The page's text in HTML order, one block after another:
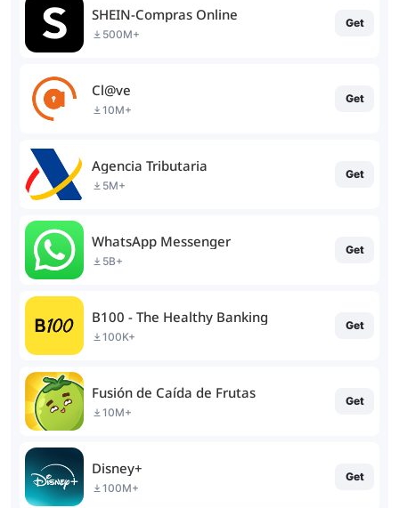
SHEIN-Compras Online
500M+
Get
Cl@ve
10M+
Get
Agencia Tributaria
5M+
Get
WhatsApp Messenger
5B+
Get
B100 - The Healthy Banking
100K+
Get
Fusión de Caída de Frutas
10M+
Get
Disney+
100M+
Get